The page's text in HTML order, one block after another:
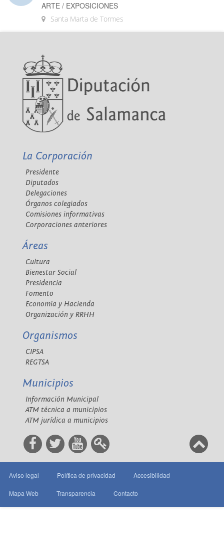
ARTE / EXPOSICIONES
Santa Marta de Tormes
La Corporación
Presidente
Diputados
Delegaciones
Órganos colegiados
Comisiones informativas
Corporaciones anteriores
Áreas
Cultura
Bienestar Social
Presidencia
Fomento
Economía y Hacienda
Organización y RRHH
Organismos
CIPSA
REGTSA
Municipios
Información Municipal
ATM técnica a municipios
ATM jurídica a municipios
Aviso legal Política de privacidad Accesibilidad
Mapa Web Transparencia Contacto